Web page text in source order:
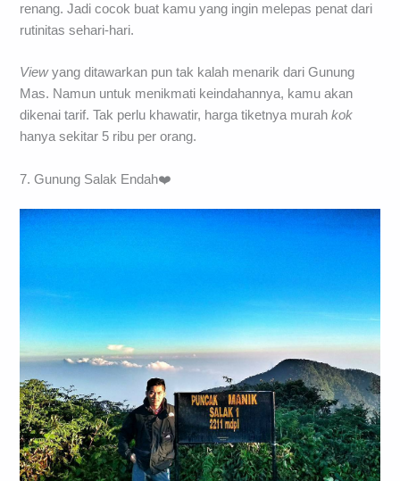
renang. Jadi cocok buat kamu yang ingin melepas penat dari
rutinitas sehari-hari.
Viewyang ditawarkan pun tak kalah menarik dari Gunung
Mas. Namun untuk menikmati keindahannya, kamu akan
dikenai tarif. Tak perlu khawatir, harga tiketnya murahkok
hanya sekitar 5 ribu per orang.
7. Gunung Salak Endah❤️